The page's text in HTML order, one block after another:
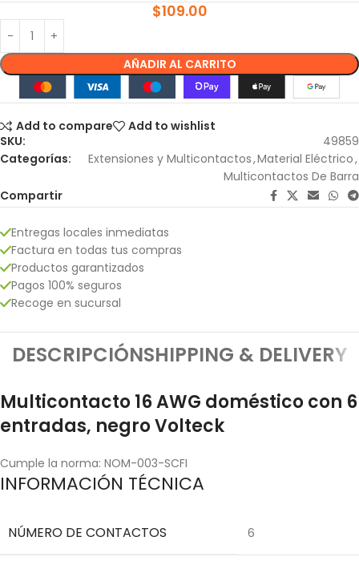
$109.00
AÑADIR AL CARRITO
Add to compare
Add to wishlist
SKU:
49859
Categorías:
Extensiones y Multicontactos,Material Eléctrico,
Multicontactos De Barra
Compartir
Entregas locales inmediatas
Factura en todas tus compras
Productos garantizados
Pagos 100% seguros
Recoge en sucursal
DESCRIPCIÓNSHIPPING & DELIVERY
Multicontacto 16 AWG doméstico con 6
entradas, negro Volteck
Cumple la norma: NOM-003-SCFI
INFORMACIÓN TÉCNICA
NÚMERO DE CONTACTOS 6